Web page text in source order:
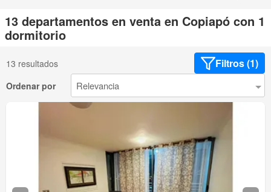
13 departamentos en venta en Copiapó con 1
dormitorio
13 resultados Filtros (1)
Ordenar por